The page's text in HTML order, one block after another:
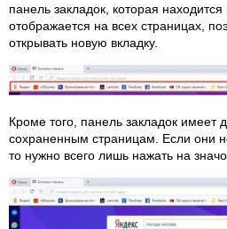
панель закладок, которая
отображается на всех страницах,
открывать новую вкладку.
Кроме того, панель закладок имеет
сохраненным страницам. Если они
то нужно всего лишь нажать на